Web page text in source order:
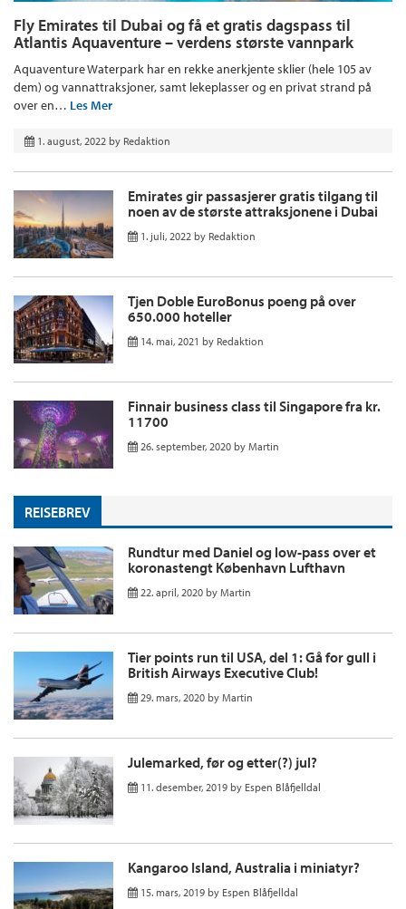
Fly Emirates til Dubai og få et gratis dagspass til
Atlantis Aquaventure – verdens største vannpark
Aquaventure Waterpark har en rekke anerkjente sklier (hele 105 av
dem) og vannattraksjoner, samt lekeplasser og en privat strand på
over en… Les Mer
1. august, 2022 by Redaktion
Emirates gir passasjerer gratis tilgang til
noen av de største attraksjonene i Dubai
1. juli, 2022 by Redaktion
Tjen Doble EuroBonus poeng på over
650.000 hoteller
14. mai, 2021 by Redaktion
Finnair business class til Singapore fra kr.
11700
26. september, 2020 by Martin
REISEBREV
Rundtur med Daniel og low-pass over et
koronastengt København Lufthavn
22. april, 2020 by Martin
Tier points run til USA, del 1: Gå for gull i
British Airways Executive Club!
29. mars, 2020 by Martin
Julemarked, før og etter(?) jul?
11. desember, 2019 by Espen Blåfjelldal
Kangaroo Island, Australia i miniatyr?
15. mars, 2019 by Espen Blåfjelldal